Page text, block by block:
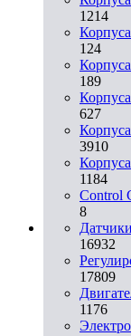
1214
124
189
627
3910
1184
Control
8
16932
17809
1176